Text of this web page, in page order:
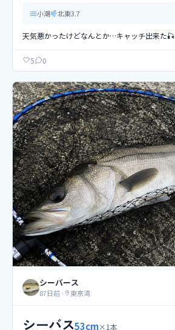
小潮 北東3.7
天気悪かったけどなんとか…キャッチ出来た🎣
5 0
シーバース
87日前 · 東京湾
シーバス53cm×1本